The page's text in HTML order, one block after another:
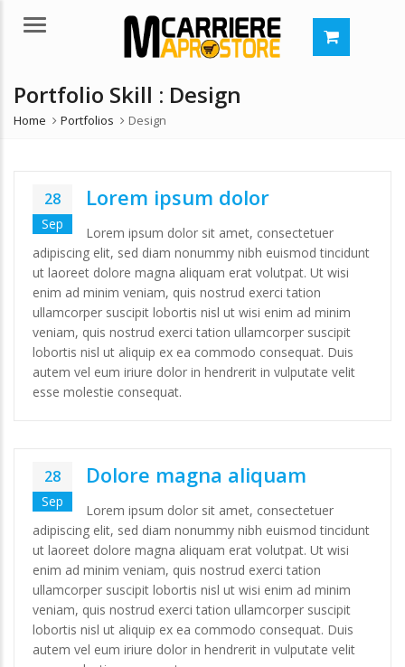
Menu
Portfolio Skill : Design
Home Portfolios Design
28
Sep
Lorem ipsum dolor
Lorem ipsum dolor sit amet, consectetuer
adipiscing elit, sed diam nonummy nibh euismod tincidunt
ut laoreet dolore magna aliquam erat volutpat. Ut wisi
enim ad minim veniam, quis nostrud exerci tation
ullamcorper suscipit lobortis nisl ut wisi enim ad minim
veniam, quis nostrud exerci tation ullamcorper suscipit
lobortis nisl ut aliquip ex ea commodo consequat. Duis
autem vel eum iriure dolor in hendrerit in vulputate velit
esse molestie consequat.
28
Sep
Dolore magna aliquam
Lorem ipsum dolor sit amet, consectetuer
adipiscing elit, sed diam nonummy nibh euismod tincidunt
ut laoreet dolore magna aliquam erat volutpat. Ut wisi
enim ad minim veniam, quis nostrud exerci tation
ullamcorper suscipit lobortis nisl ut wisi enim ad minim
veniam, quis nostrud exerci tation ullamcorper suscipit
lobortis nisl ut aliquip ex ea commodo consequat. Duis
autem vel eum iriure dolor in hendrerit in vulputate velit